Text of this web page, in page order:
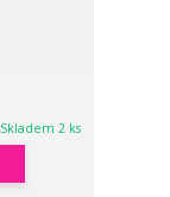
Skladem 2 ks